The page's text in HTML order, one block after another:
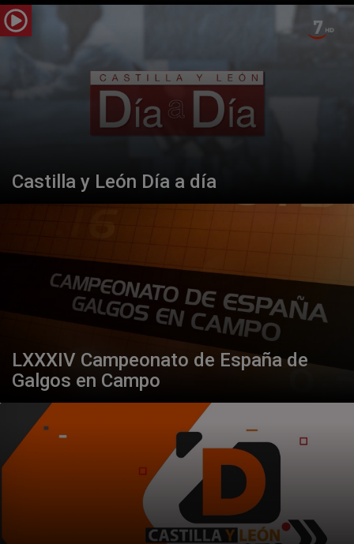
Castilla y León Día a día
LXXXIV Campeonato de España de
Galgos en Campo